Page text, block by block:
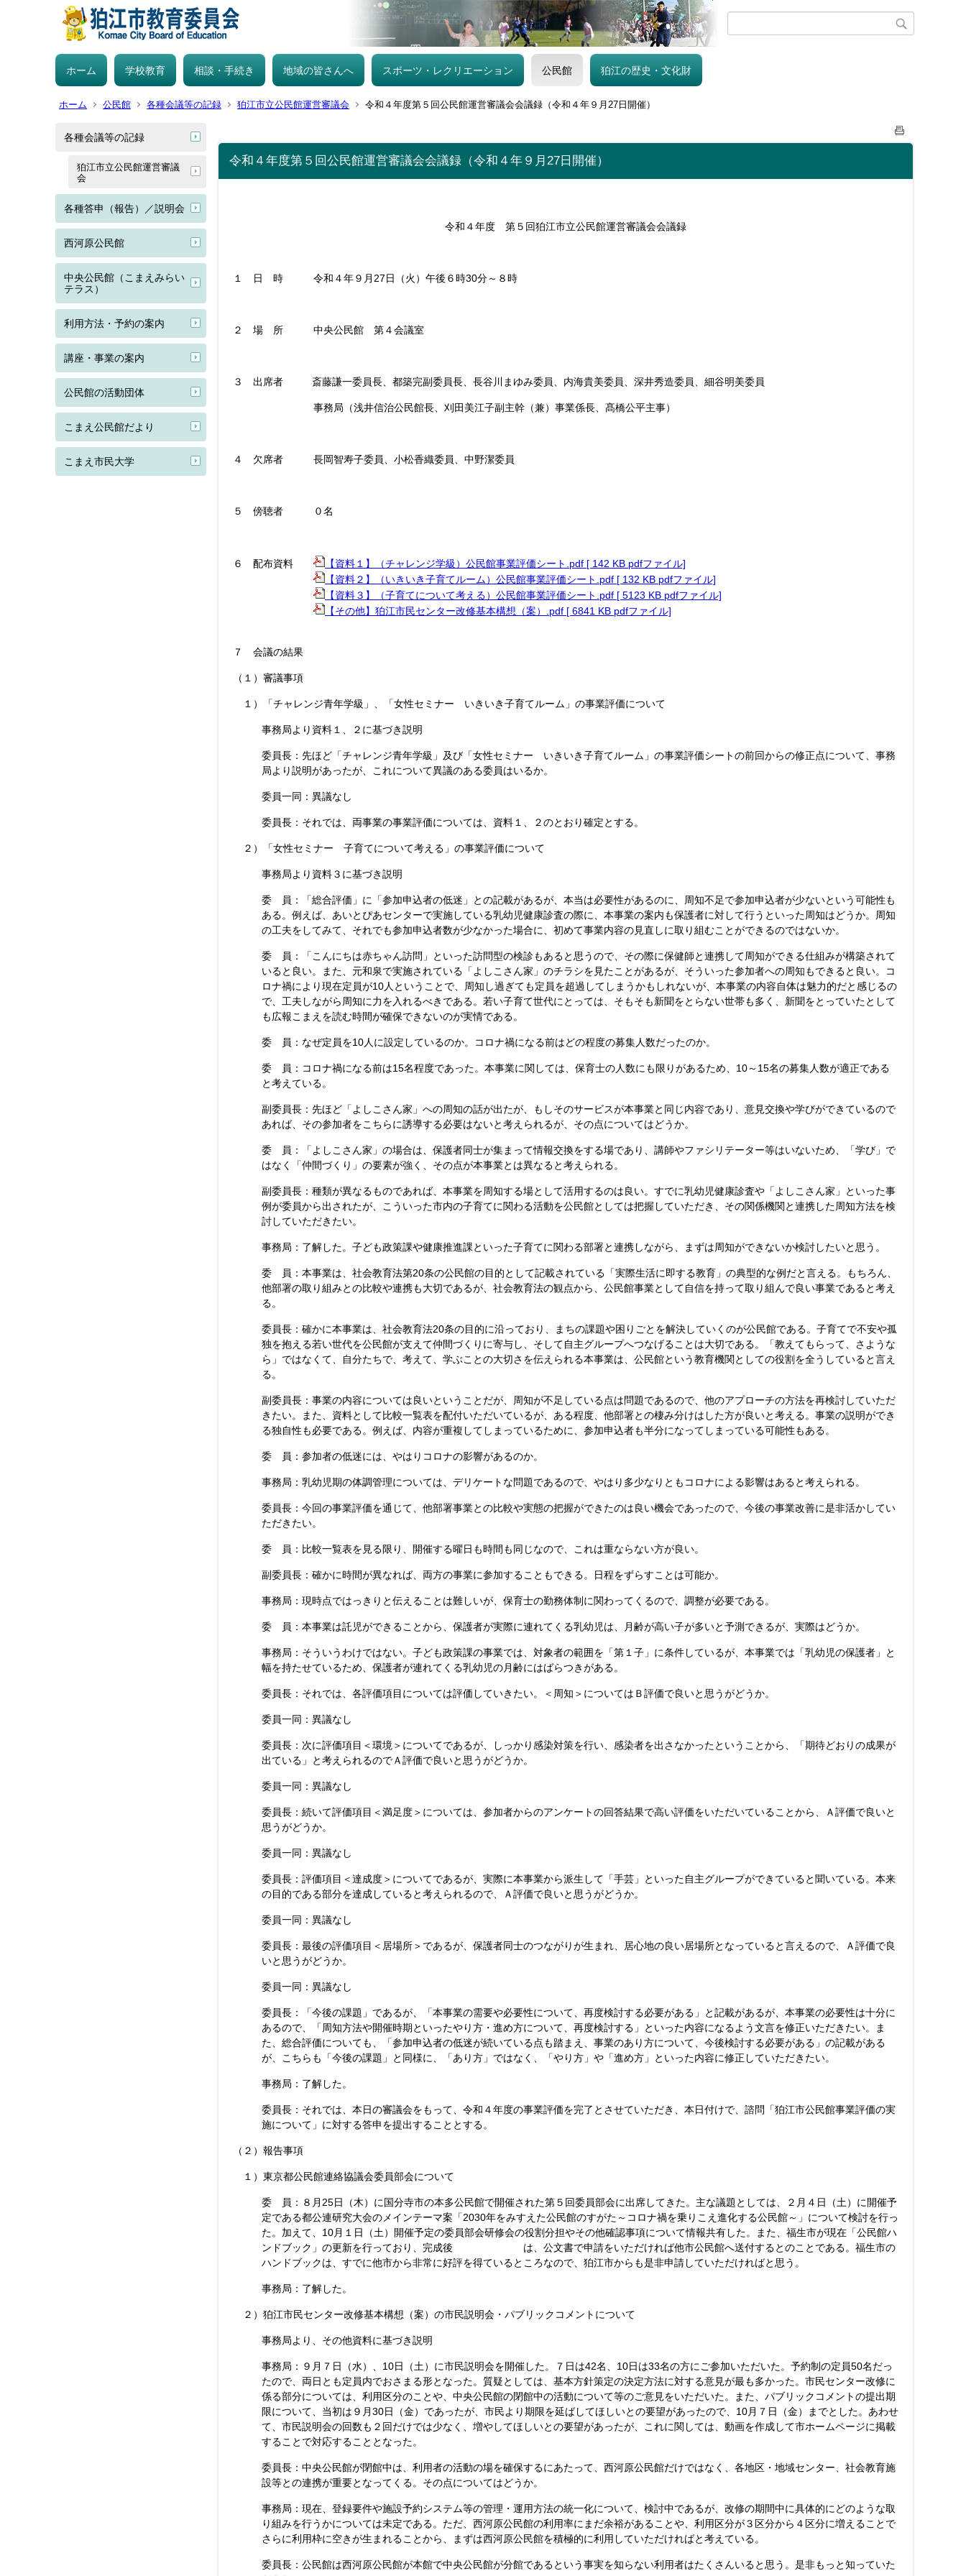
ホーム 学校教育 相談・手続き 地域の皆さんへ スポーツ・レクリエーション 公民館 狛江の歴史・文化財
ホーム 公民館 各種会議等の記録 狛江市立公民館運営審議会 令和４年度第５回公民館運営審議会会議録（令和４年９月27日開催）
各種会議等の記録
狛江市立公民館運営審議
会
各種答申（報告）／説明会
西河原公民館
中央公民館（こまえみらい
テラス）
利用方法・予約の案内
講座・事業の案内
公民館の活動団体
こまえ公民館だより
こまえ市民大学
令和４年度第５回公民館運営審議会会議録（令和４年９月27日開催）
令和４年度 第５回狛江市立公民館運営審議会会議録
１ 日 時 令和４年９月27日（火）午後６時30分～８時
２ 場 所 中央公民館 第４会議室
３ 出席者 斎藤謙一委員長、都築完副委員長、長谷川まゆみ委員、内海貴美委員、深井秀造委員、細谷明美委員
事務局（浅井信治公民館長、刈田美江子副主幹（兼）事業係長、髙橋公平主事）
４ 欠席者 長岡智寿子委員、小松香織委員、中野潔委員
５ 傍聴者 ０名
６ 配布資料
【資料１】（チャレンジ学級）公民館事業評価シート.pdf [ 142 KB pdfファイル]
【資料２】（いきいき子育てルーム）公民館事業評価シート.pdf [ 132 KB pdfファイル]
【資料３】（子育てについて考える）公民館事業評価シート.pdf [ 5123 KB pdfファイル]
【その他】狛江市民センター改修基本構想（案）.pdf [ 6841 KB pdfファイル]
７ 会議の結果
（１）審議事項
１）「チャレンジ青年学級」、「女性セミナー いきいき子育てルーム」の事業評価について
事務局より資料１、２に基づき説明
委員長：先ほど「チャレンジ青年学級」及び「女性セミナー いきいき子育てルーム」の事業評価シートの前回からの修正点について、事務
局より説明があったが、これについて異議のある委員はいるか。
委員一同：異議なし
委員長：それでは、両事業の事業評価については、資料１、２のとおり確定とする。
２）「女性セミナー 子育てについて考える」の事業評価について
事務局より資料３に基づき説明
委 員：「総合評価」に「参加申込者の低迷」との記載があるが、本当は必要性があるのに、周知不足で参加申込者が少ないという可能性も
ある。例えば、あいとぴあセンターで実施している乳幼児健康診査の際に、本事業の案内も保護者に対して行うといった周知はどうか。周知
の工夫をしてみて、それでも参加申込者数が少なかった場合に、初めて事業内容の見直しに取り組むことができるのではないか。
委 員：「こんにちは赤ちゃん訪問」といった訪問型の検診もあると思うので、その際に保健師と連携して周知ができる仕組みが構築されて
いると良い。また、元和泉で実施されている「よしこさん家」のチラシを見たことがあるが、そういった参加者への周知もできると良い。コ
ロナ禍により現在定員が10人ということで、周知し過ぎても定員を超過してしまうかもしれないが、本事業の内容自体は魅力的だと感じるの
で、工夫しながら周知に力を入れるべきである。若い子育て世代にとっては、そもそも新聞をとらない世帯も多く、新聞をとっていたとして
も広報こまえを読む時間が確保できないのが実情である。
委 員：なぜ定員を10人に設定しているのか。コロナ禍になる前はどの程度の募集人数だったのか。
委 員：コロナ禍になる前は15名程度であった。本事業に関しては、保育士の人数にも限りがあるため、10～15名の募集人数が適正である
と考えている。
副委員長：先ほど「よしこさん家」への周知の話が出たが、もしそのサービスが本事業と同じ内容であり、意見交換や学びができているので
あれば、その参加者をこちらに誘導する必要はないと考えられるが、その点についてはどうか。
委 員：「よしこさん家」の場合は、保護者同士が集まって情報交換をする場であり、講師やファシリテーター等はいないため、「学び」で
はなく「仲間づくり」の要素が強く、その点が本事業とは異なると考えられる。
副委員長：種類が異なるものであれば、本事業を周知する場として活用するのは良い。すでに乳幼児健康診査や「よしこさん家」といった事
例が委員から出されたが、こういった市内の子育てに関わる活動を公民館としては把握していただき、その関係機関と連携した周知方法を検
討していただきたい。
事務局：了解した。子ども政策課や健康推進課といった子育てに関わる部署と連携しながら、まずは周知ができないか検討したいと思う。
委 員：本事業は、社会教育法第20条の公民館の目的として記載されている「実際生活に即する教育」の典型的な例だと言える。もちろん、
他部署の取り組みとの比較や連携も大切であるが、社会教育法の観点から、公民館事業として自信を持って取り組んで良い事業であると考え
る。
委員長：確かに本事業は、社会教育法20条の目的に沿っており、まちの課題や困りごとを解決していくのが公民館である。子育てで不安や孤
独を抱える若い世代を公民館が支えて仲間づくりに寄与し、そして自主グループへつなげることは大切である。「教えてもらって、さような
ら」ではなくて、自分たちで、考えて、学ぶことの大切さを伝えられる本事業は、公民館という教育機関としての役割を全うしていると言え
る。
副委員長：事業の内容については良いということだが、周知が不足している点は問題であるので、他のアプローチの方法を再検討していただ
きたい。また、資料として比較一覧表を配付いただいているが、ある程度、他部署との棲み分けはした方が良いと考える。事業の説明ができ
る独自性も必要である。例えば、内容が重複してしまっているために、参加申込者も半分になってしまっている可能性もある。
委 員：参加者の低迷には、やはりコロナの影響があるのか。
事務局：乳幼児期の体調管理については、デリケートな問題であるので、やはり多少なりともコロナによる影響はあると考えられる。
委員長：今回の事業評価を通じて、他部署事業との比較や実態の把握ができたのは良い機会であったので、今後の事業改善に是非活かしてい
ただきたい。
委 員：比較一覧表を見る限り、開催する曜日も時間も同じなので、これは重ならない方が良い。
副委員長：確かに時間が異なれば、両方の事業に参加することもできる。日程をずらすことは可能か。
事務局：現時点ではっきりと伝えることは難しいが、保育士の勤務体制に関わってくるので、調整が必要である。
委 員：本事業は託児ができることから、保護者が実際に連れてくる乳幼児は、月齢が高い子が多いと予測できるが、実際はどうか。
事務局：そういうわけではない。子ども政策課の事業では、対象者の範囲を「第１子」に条件しているが、本事業では「乳幼児の保護者」と
幅を持たせているため、保護者が連れてくる乳幼児の月齢にはばらつきがある。
委員長：それでは、各評価項目については評価していきたい。＜周知＞についてはＢ評価で良いと思うがどうか。
委員一同：異議なし
委員長：次に評価項目＜環境＞についてであるが、しっかり感染対策を行い、感染者を出さなかったということから、「期待どおりの成果が
出ている」と考えられるのでＡ評価で良いと思うがどうか。
委員一同：異議なし
委員長：続いて評価項目＜満足度＞については、参加者からのアンケートの回答結果で高い評価をいただいていることから、Ａ評価で良いと
思うがどうか。
委員一同：異議なし
委員長：評価項目＜達成度＞についてであるが、実際に本事業から派生して「手芸」といった自主グループができていると聞いている。本来
の目的である部分を達成していると考えられるので、Ａ評価で良いと思うがどうか。
委員一同：異議なし
委員長：最後の評価項目＜居場所＞であるが、保護者同士のつながりが生まれ、居心地の良い居場所となっていると言えるので、Ａ評価で良
いと思うがどうか。
委員一同：異議なし
委員長：「今後の課題」であるが、「本事業の需要や必要性について、再度検討する必要がある」と記載があるが、本事業の必要性は十分に
あるので、「周知方法や開催時期といったやり方・進め方について、再度検討する」といった内容になるよう文言を修正いただきたい。ま
た、総合評価についても、「参加申込者の低迷が続いている点も踏まえ、事業のあり方について、今後検討する必要がある」の記載がある
が、こちらも「今後の課題」と同様に、「あり方」ではなく、「やり方」や「進め方」といった内容に修正していただきたい。
事務局：了解した。
委員長：それでは、本日の審議会をもって、令和４年度の事業評価を完了とさせていただき、本日付けで、諮問「狛江市公民館事業評価の実
施について」に対する答申を提出することとする。
（２）報告事項
１）東京都公民館連絡協議会委員部会について
委 員：８月25日（木）に国分寺市の本多公民館で開催された第５回委員部会に出席してきた。主な議題としては、２月４日（土）に開催予
定である都公連研究大会のメインテーマ案「2030年をみすえた公民館のすがた～コロナ禍を乗りこえ進化する公民館～」について検討を行っ
た。加えて、10月１日（土）開催予定の委員部会研修会の役割分担やその他確認事項について情報共有した。また、福生市が現在「公民館ハ
ンドブック」の更新を行っており、完成後 は、公文書で申請をいただければ他市公民館へ送付するとのことである。福生市の
ハンドブックは、すでに他市から非常に好評を得ているところなので、狛江市からも是非申請していただければと思う。
事務局：了解した。
２）狛江市民センター改修基本構想（案）の市民説明会・パブリックコメントについて
事務局より、その他資料に基づき説明
事務局：９月７日（水）、10日（土）に市民説明会を開催した。７日は42名、10日は33名の方にご参加いただいた。予約制の定員50名だっ
たので、両日とも定員内でおさまる形となった。質疑としては、基本方針策定の決定方法に対する意見が最も多かった。市民センター改修に
係る部分については、利用区分のことや、中央公民館の閉館中の活動について等のご意見をいただいた。また、パブリックコメントの提出期
限について、当初は９月30日（金）であったが、市民より期限を延ばしてほしいとの要望があったので、10月７日（金）までとした。あわせ
て、市民説明会の回数も２回だけでは少なく、増やしてほしいとの要望があったが、これに関しては、動画を作成して市ホームページに掲載
することで対応することとなった。
委員長：中央公民館が閉館中は、利用者の活動の場を確保するにあたって、西河原公民館だけではなく、各地区・地域センター、社会教育施
設等との連携が重要となってくる。その点についてはどうか。
事務局：現在、登録要件や施設予約システム等の管理・運用方法の統一化について、検討中であるが、改修の期間中に具体的にどのような取
り組みを行うかについては未定である。ただ、西河原公民館の利用率にまだ余裕があることや、利用区分が３区分から４区分に増えることで
さらに利用枠に空きが生まれることから、まずは西河原公民館を積極的に利用していただければと考えている。
委員長：公民館は西河原公民館が本館で中央公民館が分館であるという事実を知らない利用者はたくさんいると思う。是非もっと知っていた